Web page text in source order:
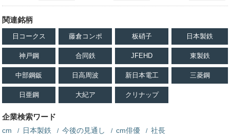
関連銘柄
日コークス 藤倉コンポ 板硝子 日本製鉄
神戸鋼 合同鉄 JFEHD 東製鉄
中部鋼鈑 日高周波 新日本電工 三菱鋼
日亜鋼 大紀ア クリナップ
企業検索ワード
cm 日本製鉄 今後の見通し cm俳優 社長